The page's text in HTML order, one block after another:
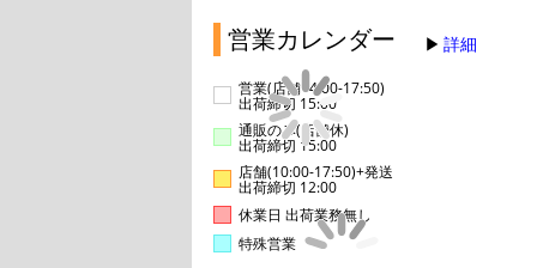
営業カレンダー 詳細
営業(店舗14:00-17:50)
出荷締切 15:00
通販のみ(店舗休)
出荷締切 15:00
店舗(10:00-17:50)+発送
出荷締切 12:00
休業日 出荷業務無し
特殊営業